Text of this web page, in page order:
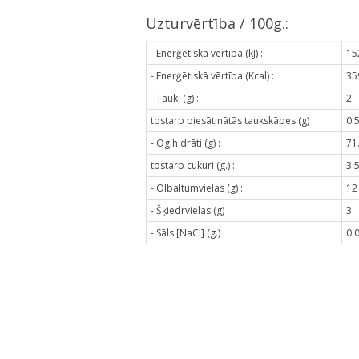
Uzturvērtība / 100g.:
- Enerģētiskā vērtība (kJ) :
- Enerģētiskā vērtība (Kcal) :
- Tauki (g) :
2
tostarp piesātinātās taukskābes (g) :
0.5
- Ogļhidrāti (g) :
tostarp cukuri (g.) :
3.5
- Olbaltumvielas (g) :
12
- Šķiedrvielas (g) :
3
- Sāls [NaCl] (g.) :